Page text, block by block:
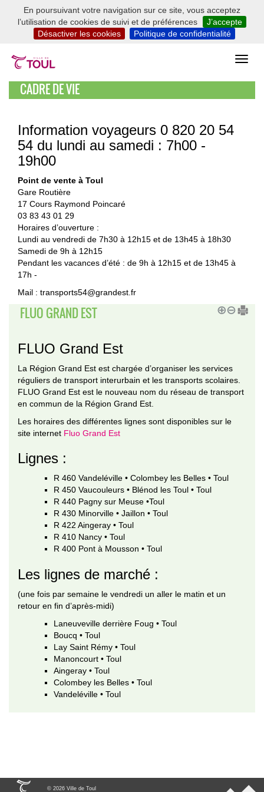
En poursuivant votre navigation sur ce site, vous acceptez
l’utilisation de cookies de suivi et de préférences
J’accepte
Désactiver les cookies
Politique de confidentialité
CADRE DE VIE
Information voyageurs 0 820 20 54
54 du lundi au samedi : 7h00 -
19h00
Point de vente à Toul
Gare Routière
17 Cours Raymond Poincaré
03 83 43 01 29
Horaires d’ouverture :
Lundi au vendredi de 7h30 à 12h15 et de 13h45 à 18h30
Samedi de 9h à 12h15
Pendant les vacances d’été : de 9h à 12h15 et de 13h45 à
17h -
Mail : transports54@grandest.fr
FLUO GRAND EST
FLUO Grand Est
La Région Grand Est est chargée d’organiser les services
réguliers de transport interurbain et les transports scolaires.
FLUO Grand Est est le nouveau nom du réseau de transport
en commun de la Région Grand Est.
Les horaires des différentes lignes sont disponibles sur le
site internet Fluo Grand Est
Lignes :
R 460 Vandeléville • Colombey les Belles • Toul
R 450 Vaucouleurs • Blénod les Toul • Toul
R 440 Pagny sur Meuse •Toul
R 430 Minorville • Jaillon • Toul
R 422 Aingeray • Toul
R 410 Nancy • Toul
R 400 Pont à Mousson • Toul
Les lignes de marché :
(une fois par semaine le vendredi un aller le matin et un
retour en fin d’après-midi)
Laneuveville derrière Foug • Toul
Boucq • Toul
Lay Saint Rémy • Toul
Manoncourt • Toul
Aingeray • Toul
Colombey les Belles • Toul
Vandeléville • Toul
© 2026 Ville de Toul